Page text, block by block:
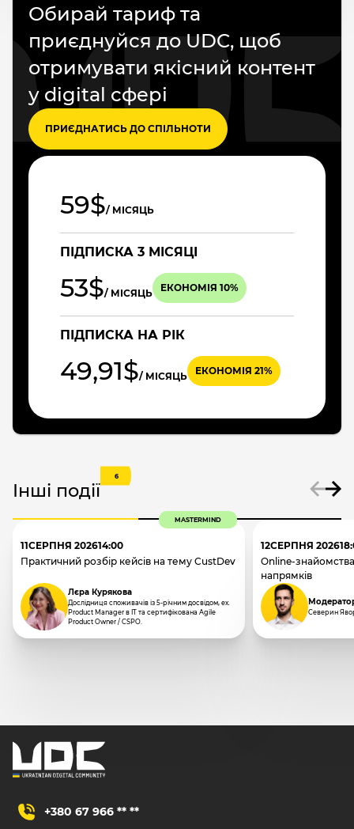
Обирай тариф та
приєднуйся до UDC, щоб
отримувати якісний контент
у digital сфері
ПРИЄДНАТИСЬ ДО СПІЛЬНОТИ
59$/ МІСЯЦЬ
ПІДПИСКА 3 МІСЯЦІ
53$/ МІСЯЦЬ ЕКОНОМІЯ 10%
ПІДПИСКА НА РІК
49,91$/ МІСЯЦЬ ЕКОНОМІЯ 21%
Інші події
6
MASTERMIND
11СЕРПНЯ 202614:00
Практичний розбір кейсів на тему CustDev
Лєра Курякова
Дослідниця споживачів із 5-річним досвідом, ex.
Product Manager в IT та сертифікована Agile
Product Owner / CSPO.
12СЕРПНЯ 2026
Online-
напрямків
Северин
+380 67 966 ** **